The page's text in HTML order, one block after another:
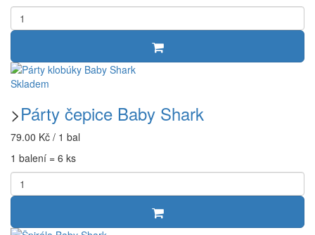
Skladem
>Párty čepice Baby Shark
79.00 Kč / 1 bal
1 balení = 6 ks